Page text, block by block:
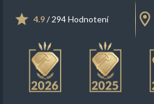
4.9/ 294 Hodnotení